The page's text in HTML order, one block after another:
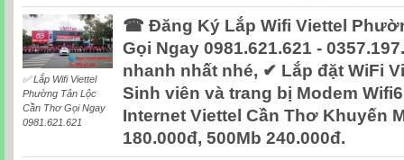
✅ Lắp Wifi Viettel
Phường Tân Lộc
Cần Thơ Gọi Ngay
0981.621.621
☎ Đăng Ký Lắp Wifi Viettel
Gọi Ngay 0981.621.621 -
nhanh nhất nhé, ✔ ‎Lắp đặt WiFi
Sinh viên và trang bị Modem
Internet Viettel Cần Thơ Khuyến
180.000đ, 500Mb 240.000đ.